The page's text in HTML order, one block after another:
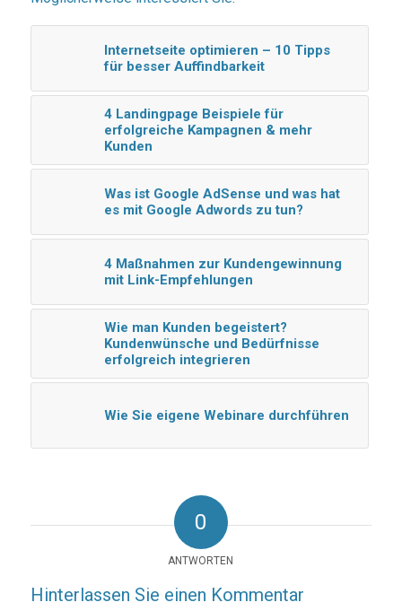
Internetseite optimieren – 10 Tipps
für besser Auffindbarkeit
4 Landingpage Beispiele für
erfolgreiche Kampagnen & mehr
Kunden
Was ist Google AdSense und was hat
es mit Google Adwords zu tun?
4 Maßnahmen zur Kundengewinnung
mit Link-Empfehlungen
Wie man Kunden begeistert?
Kundenwünsche und Bedürfnisse
erfolgreich integrieren
Wie Sie eigene Webinare durchführen
0
ANTWORTEN
Hinterlassen Sie einen Kommentar